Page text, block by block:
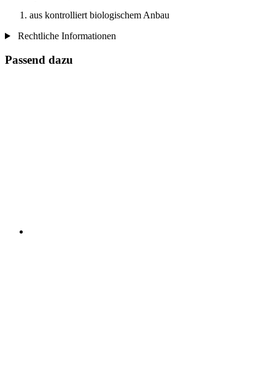
aus kontrolliert biologischem Anbau
Rechtliche Informationen
Passend dazu